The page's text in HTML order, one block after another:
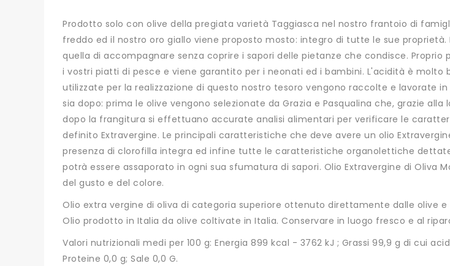
Prodotto solo con olive della pregiata varietà Taggiasca nel nostro frantoio di
freddo ed il nostro oro giallo viene proposto mosto: integro di tutte le sue
quella di accompagnare senza coprire i sapori delle pietanze che condisce.
i vostri piatti di pesce e viene garantito per i neonati ed i bambini. L'acidità è molto
utilizzate per la realizzazione di questo nostro tesoro vengono raccolte e lavorate
sia dopo: prima le olive vengono selezionate da Grazia e Pasqualina che, grazie
dopo la frangitura si effettuano accurate analisi alimentari per verificare le
definito Extravergine. Le principali caratteristiche che deve avere un olio
presenza di clorofilla integra ed infine tutte le caratteristiche organolettiche
potrà essere assaporato in ogni sua sfumatura di sapori. Olio Extravergine di Oliva
del gusto e del colore.
Olio extra vergine di oliva di categoria superiore ottenuto direttamente dalle olive
Olio prodotto in Italia da olive coltivate in Italia. Conservare in luogo fresco e al
Valori nutrizionali medi per 100 g: Energia 899 kcal - 3762 kJ ; Grassi 99,9 g di cui
Proteine 0,0 g; Sale 0,0 G.